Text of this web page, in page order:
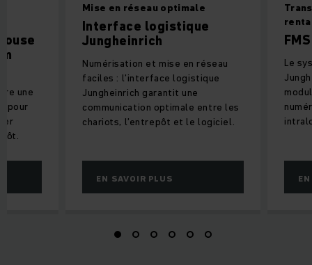
Mise en réseau optimale
Interface logistique
Jungheinrich
Numérisation et mise en réseau
faciles : l’interface logistique
Jungheinrich garantit une
communication optimale entre les
chariots, l’entrepôt et le logiciel.
EN SAVOIR PLUS
Le
une
pour